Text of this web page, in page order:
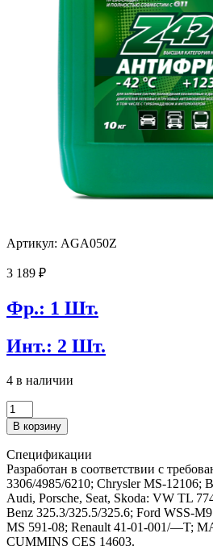
Артикул: AGA050Z
3 189 ₽
Фр.: 1 Шт.
Инт.: 2 Шт.
4 в наличии
Количество
товара
Антифриз
AGA-
Z42
(зеленый)
10кг
В корзину
Спецификации
Разработан в соответствии с
3306/4985/6210; Chrysler MS-12106;
Audi, Porsche, Seat, Skoda: VW TL
Benz 325.3/325.5/325.6; Ford WSS-
MS 591-08; Renault 41-01-001/—T;
CUMMINS CES 14603.